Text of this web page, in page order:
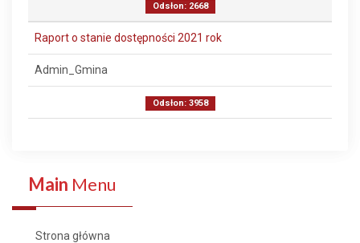
Odsłon: 2668
Raport o stanie dostępności 2021 rok
Admin_Gmina
Odsłon: 3958
Main Menu
Strona główna